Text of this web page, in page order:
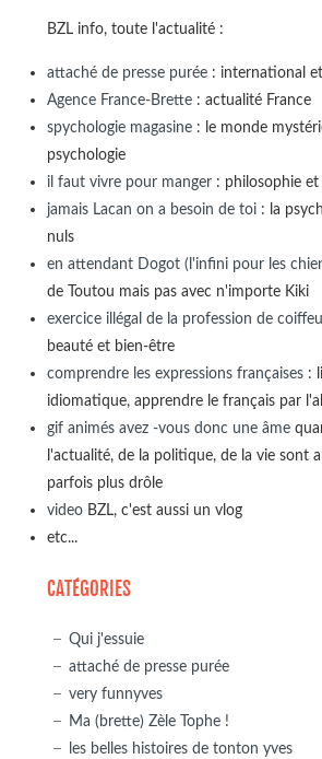
BZL info, toute l'actualité :
attaché de presse purée: international
Agence France-Brette: actualité France
spychologie magasine: le monde
psychologie
il faut vivre pour manger: philosophie et
jamais Lacan on a besoin de toi: la
nuls
en attendant Dogot (l'infini pour les
de Toutou mais pas avec n'importe Kiki
exercice illégal de la profession de
beauté et bien-être
comprendre les expressions françaises:
idiomatique, apprendre le français par
gif animés avez -vous donc une âme
l'actualité, de la politique, de la vie sont
parfois plus drôle
videoBZL, c'est aussi un vlog
etc...
CATÉGORIES
Qui j'essuie
attaché de presse purée
very funnyves
Ma (brette) Zèle Tophe !
les belles histoires de tonton yves